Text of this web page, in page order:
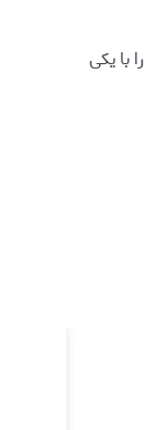
با یکی